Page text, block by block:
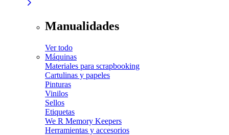
Manualidades
Ver todo
Máquinas
Materiales para scrapbooking
Cartulinas y papeles
Pinturas
Vinilos
Sellos
Etiquetas
We R Memory Keepers
Herramientas y accesorios